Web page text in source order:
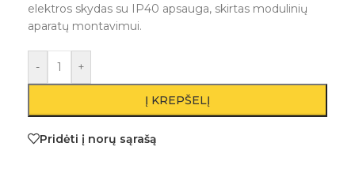
elektros skydas su IP40 apsauga, skirtas modulinių
aparatų montavimui.
- +
Į KREPŠELĮ
Pridėti į norų sąrašą